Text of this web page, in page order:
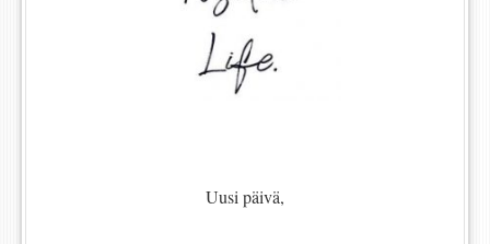
Uusi päivä,